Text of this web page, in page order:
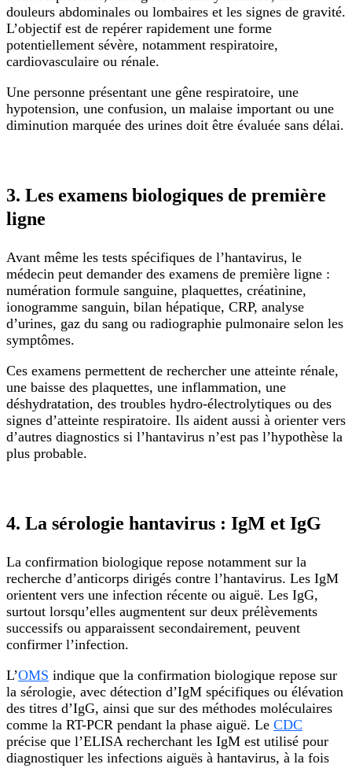
douleurs abdominales ou lombaires et les signes de gravité.
L’objectif est de repérer rapidement une forme
potentiellement sévère, notamment respiratoire,
cardiovasculaire ou rénale.
Une personne présentant une gêne respiratoire, une
hypotension, une confusion, un malaise important ou une
diminution marquée des urines doit être évaluée sans délai.
3. Les examens biologiques de première
ligne
Avant même les tests spécifiques de l’hantavirus, le
médecin peut demander des examens de première ligne :
numération formule sanguine, plaquettes, créatinine,
ionogramme sanguin, bilan hépatique, CRP, analyse
d’urines, gaz du sang ou radiographie pulmonaire selon les
symptômes.
Ces examens permettent de rechercher une atteinte rénale,
une baisse des plaquettes, une inflammation, une
déshydratation, des troubles hydro-électrolytiques ou des
signes d’atteinte respiratoire. Ils aident aussi à orienter vers
d’autres diagnostics si l’hantavirus n’est pas l’hypothèse la
plus probable.
4. La sérologie hantavirus : IgM et IgG
La confirmation biologique repose notamment sur la
recherche d’anticorps dirigés contre l’hantavirus. Les IgM
orientent vers une infection récente ou aiguë. Les IgG,
surtout lorsqu’elles augmentent sur deux prélèvements
successifs ou apparaissent secondairement, peuvent
confirmer l’infection.
L’OMS indique que la confirmation biologique repose sur
la sérologie, avec détection d’IgM spécifiques ou élévation
des titres d’IgG, ainsi que sur des méthodes moléculaires
comme la RT-PCR pendant la phase aiguë. Le CDC
précise que l’ELISA recherchant les IgM est utilisé pour
diagnostiquer les infections aiguës à hantavirus, à la fois